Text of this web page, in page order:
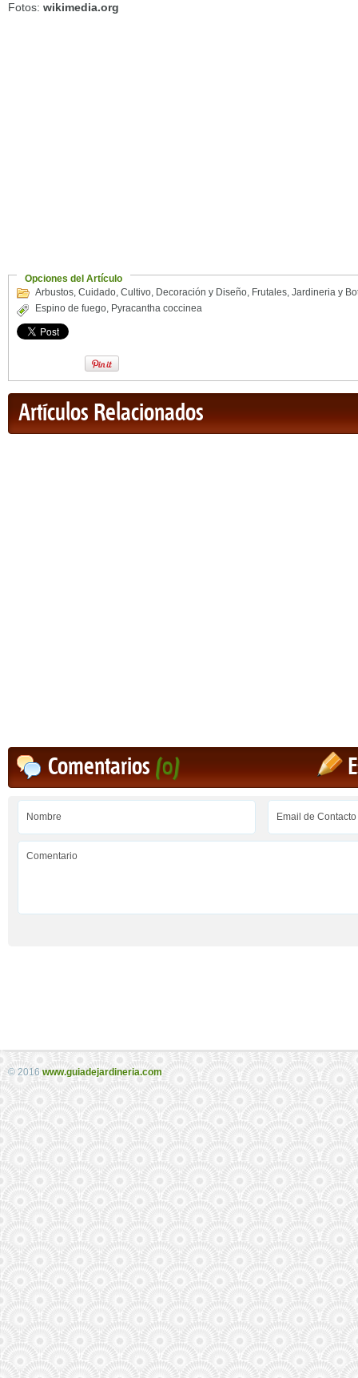
Fotos: wikimedia.org
Opciones del Artículo
Arbustos, Cuidado, Cultivo, Decoración y Diseño, Frutales, Jardineria y
Espino de fuego, Pyracantha coccinea
Artículos Relacionados
Comentarios(0)
© 2016www.guiadejardineria.com